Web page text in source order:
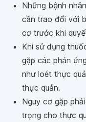
Những bệnh
cần trao đổi với
cơ trước khi
Khi sử dụng
gặp các phản
như loét thực
thực quản.
Nguy cơ gặp
trọng cho thực